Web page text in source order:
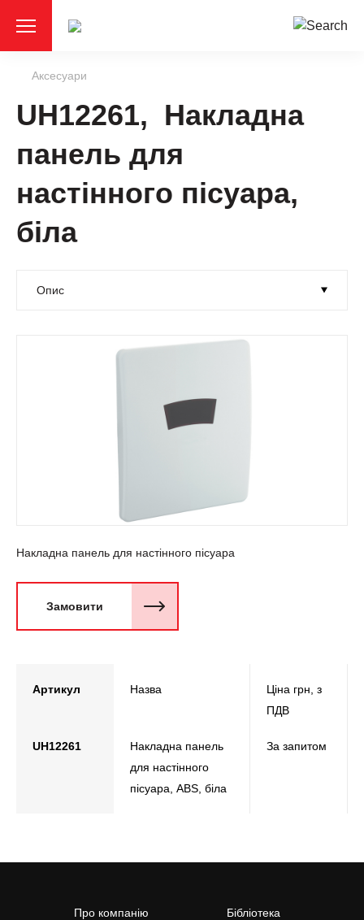
Аксесуари
UH12261, Накладна
панель для
настінного пісуара,
біла
Накладна панель для настінного пісуара
Замовити
Артикул Назва
Ціна грн, з
ПДВ
UH12261
Накладна панель
для настінного
пісуара, ABS, біла
За запитом
Про компанію Бібліотека